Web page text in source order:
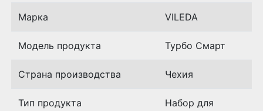
Марка VILEDA
Модель продукта Турбо Смарт
Страна производства Чехия
Тип продукта
Набор для